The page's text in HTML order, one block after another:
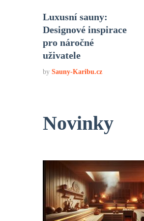
Luxusní sauny:
Designové inspirace
pro náročné
uživatele
by Sauny-Karibu.cz
Novinky